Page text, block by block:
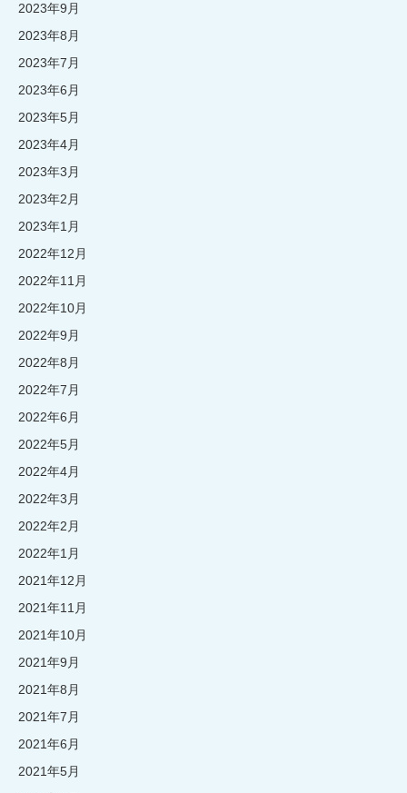
2023年9月
2023年8月
2023年7月
2023年6月
2023年5月
2023年4月
2023年3月
2023年2月
2023年1月
2022年12月
2022年11月
2022年10月
2022年9月
2022年8月
2022年7月
2022年6月
2022年5月
2022年4月
2022年3月
2022年2月
2022年1月
2021年12月
2021年11月
2021年10月
2021年9月
2021年8月
2021年7月
2021年6月
2021年5月